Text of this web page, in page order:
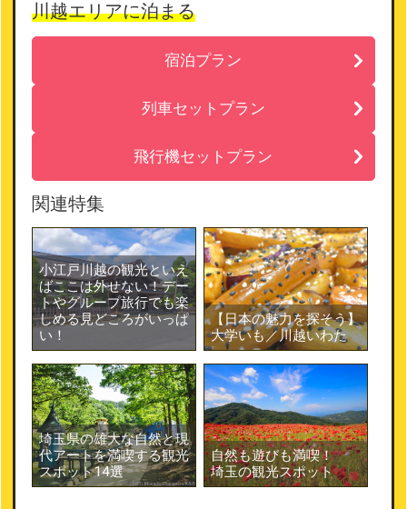
川越エリアに泊まる
宿泊プラン
列車セットプラン
飛行機セットプラン
関連特集
小江戸川越の観光といえ
ばここは外せない！デー
トやグループ旅行でも楽
しめる見どころがいっぱ
い！
【日本の魅力を探そう】
大学いも／川越いわた
埼玉県の雄大な自然と現
代アートを満喫する観光
スポット14選
自然も遊びも満喫！
埼玉の観光スポット